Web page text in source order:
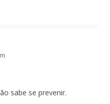
sabe se prevenir.